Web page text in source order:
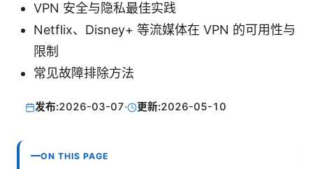
VPN 安全与隐私最佳实践
Netflix、Disney+ 等流媒体在 VPN 的可用性与
限制
常见故障排除方法
发布:2026-03-07· 更新:2026-05-10
ON THIS PAGE